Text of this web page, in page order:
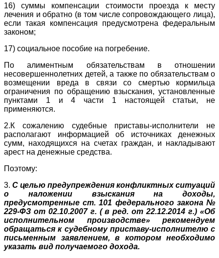
16) суммы компенсации стоимости проезда к месту
лечения и обратно (в том числе сопровождающего лица),
если такая компенсация предусмотрена федеральным
законом;
17) социальное пособие на погребение.
По алиментным обязательствам в отношении
несовершеннолетних детей, а также по обязательствам о
возмещении вреда в связи со смертью кормильца
ограничения по обращению взыскания, установленные
пунктами 1 и 4 части 1 настоящей статьи, не
применяются.
2.К сожалению судебные приставы-исполнители не
располагают информацией об источниках денежных
сумм, находящихся на счетах граждан, и накладывают
арест на денежные средства.
Поэтому:
3. С целью предупреждения конфликтных ситуаций
о наложении взыскания на доходы,
предусмотренные ст. 101 федерального закона №
229-ФЗ от 02.10.2007 г. ( в ред. от 22.12.2014 г.) «Об
исполнительном производстве» рекомендуем
обращаться к судебному приставу-исполнителю с
письменным заявлением, в котором необходимо
указать вид получаемого дохода.